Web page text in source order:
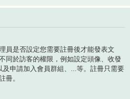
員是否設定您需要註冊後才能發表文
同於訪客的權限，例如設定頭像、收發
申請加入會員群組、...等。註冊只需要
冊。